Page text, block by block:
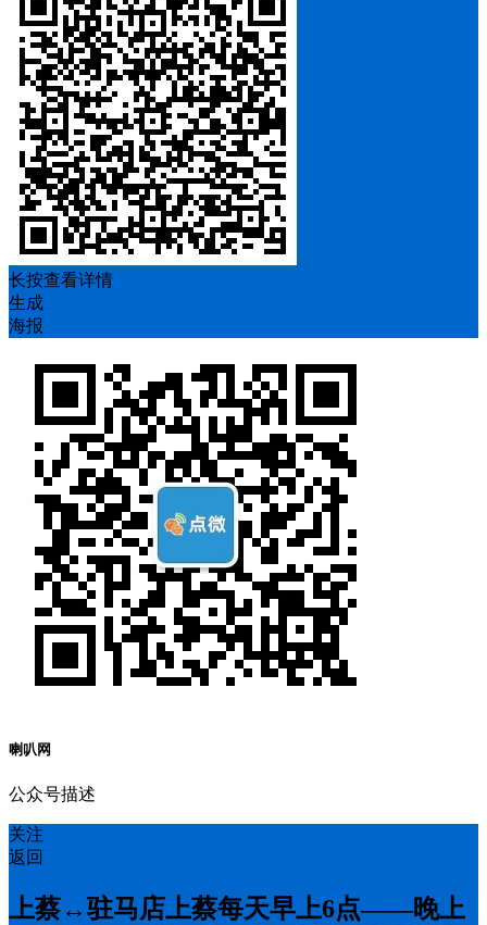
长按查看详情
生成
海报
喇叭网
公众号描述
关注
返回
上蔡↔️驻马店上蔡每天早上6点——晚上